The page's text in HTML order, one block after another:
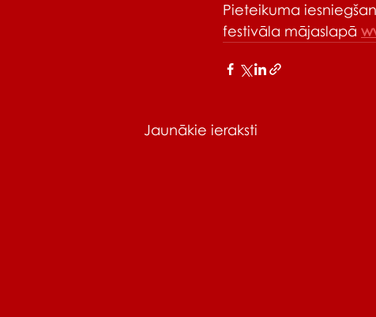
Pieteikuma
festivāla mājaslapā
Jaunākie ieraksti